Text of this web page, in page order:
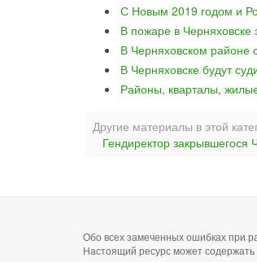
С Новым 2019 годом и
В пожаре в Черняховске
В Черняховском районе
В Черняховске будут
Районы, кварталы,
Другие материалы в этой
Гендиректор закрывшегося
Обо всех замеченных ошибках при
Настоящий ресурс может